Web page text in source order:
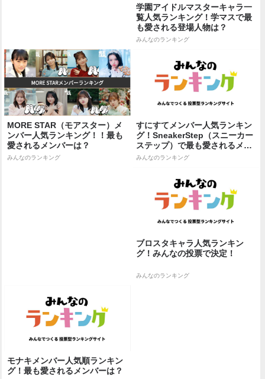
学園アイドルマスターキャラ一
覧人気ランキング！学マスで最
も愛される登場人物は？
みんなのランキング
MORE STAR（モアスター）メ
ンバー人気ランキング！！最も
愛されるメンバーは？
みんなのランキング
すにすてメンバー人気ランキン
グ！SneakerStep（スニーカー
ステップ）で最も愛されるメン
バー...
みんなのランキング
ブロスタキャラ人気ランキン
グ！みんなの投票で決定！
みんなのランキング
モナキメンバー人気順ランキン
グ！最も愛されるメンバーは？